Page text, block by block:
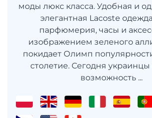
моды люкс класса. Удобная и
элегантная Lacoste
парфюмерия, часы и
изображением зеленого
покидает Олимп
столетие. Сегодня
возможность ...